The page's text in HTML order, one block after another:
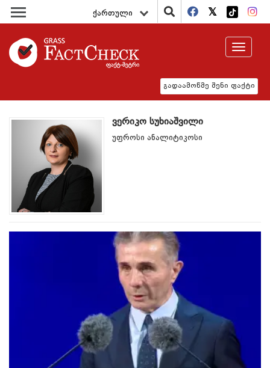
ქართული
გადაამოწმე შენი ფაქტი
Toggle
ვერიკო სუხიაშვილი
უფროსი ანალიტიკოსი